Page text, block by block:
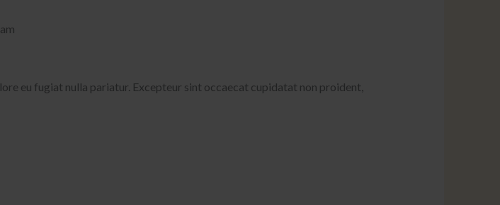
eu fugiat nulla pariatur. Excepteur sint occaecat cupidatat non proident,